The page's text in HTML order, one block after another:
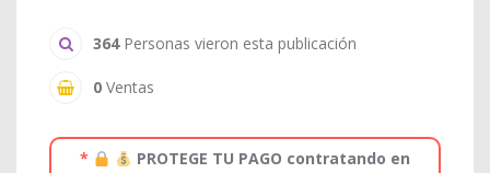
364Personas vieron esta publicación
0 Ventas
*
PROTEGE TU PAGO contratando en